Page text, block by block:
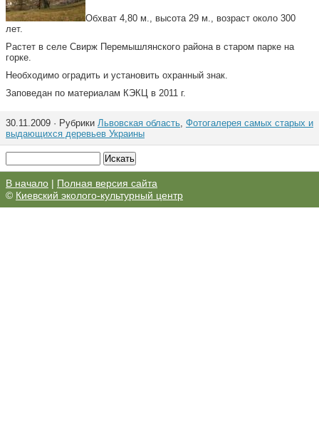
Обхват 4,80 м., высота 29 м., возраст около 300
лет.
Растет в селе Свирж Перемышлянского района в старом парке на
горке.
Необходимо оградить и установить охранный знак.
Заповедан по материалам КЭКЦ в 2011 г.
30.11.2009 · Рубрики Львовская область, Фотогалерея самых старых и
выдающихся деревьев Украины
В начало | Полная версия сайта
© Киевский эколого-культурный центр